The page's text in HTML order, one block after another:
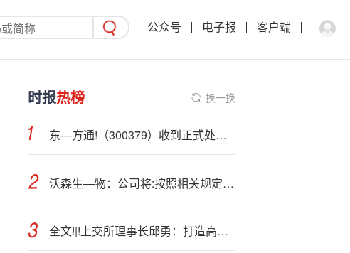
公众号 电子报 客户端
时报热榜 换一换
东—方通!（300379）收到正式处罚并触及重大违法强制退市，股民可索赔
沃森生—物：公司将:按照相关规定于本月底前披露公司2025年第三季度报告
全文!|!上交所理事长邱勇：打造高质量上市公司群体 构建“长钱长投”新生态